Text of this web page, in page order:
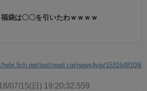
福袋は〇〇を引いたわｗｗｗｗ
hebi.5ch.net/test/read.cgi/news4vip/1531648109/
07/15(日) 19:20:32.559